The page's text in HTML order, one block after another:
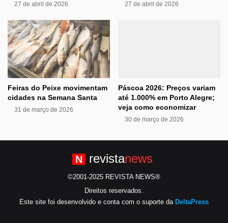
27 de abril de 2026 27 de abril de 2026
Feiras do Peixe movimentam
cidades na Semana Santa
31 de março de 2026
Páscoa 2026: Preços variam
até 1.000% em Porto Alegre;
veja como economizar
30 de março de 2026
N revistanews
©2001-2025 REVISTA NEWS®
Direitos reservados.
Este site foi desenvolvido e conta com o suporte da DeltaPress